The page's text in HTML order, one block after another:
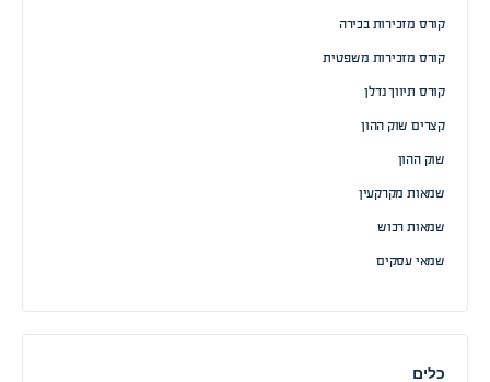
קורס מזכירות בכירה
קורס מזכירות משפטית
קורס תיווך נדלן
קצרים שוק ההון
שוק ההון
שמאות מקרקעין
שמאות רכוש
שמאי עסקים
כלים